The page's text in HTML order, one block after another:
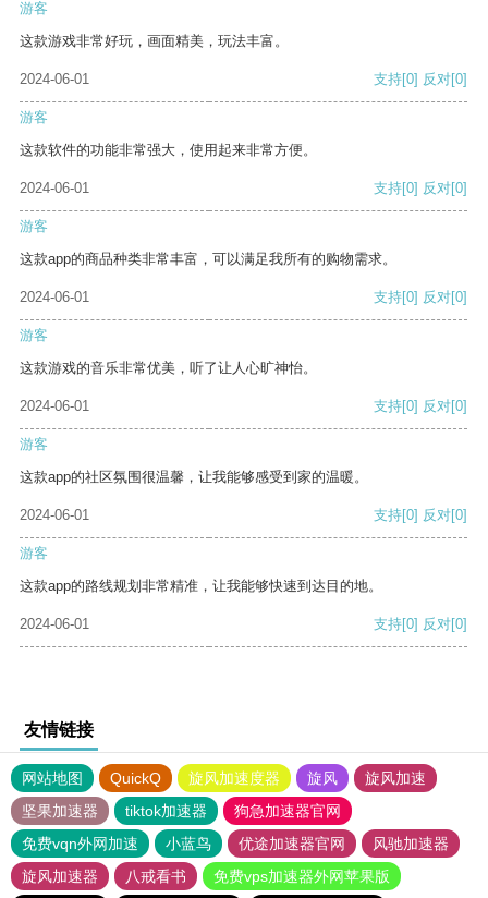
游客
这款游戏非常好玩，画面精美，玩法丰富。
2024-06-01 支持[0] 反对[0]
游客
这款软件的功能非常强大，使用起来非常方便。
2024-06-01 支持[0] 反对[0]
游客
这款app的商品种类非常丰富，可以满足我所有的购物需求。
2024-06-01 支持[0] 反对[0]
游客
这款游戏的音乐非常优美，听了让人心旷神怡。
2024-06-01 支持[0] 反对[0]
游客
这款app的社区氛围很温馨，让我能够感受到家的温暖。
2024-06-01 支持[0] 反对[0]
游客
这款app的路线规划非常精准，让我能够快速到达目的地。
2024-06-01 支持[0] 反对[0]
友情链接
网站地图 QuickQ 旋风加速度器 旋风
旋风加速
坚果加速器
tiktok加速器
狗急加速器官网
免费vqn外网加速
小蓝鸟 优途加速器官网
风驰加速器
旋风加速器
八戒看书 免费vps加速器外网苹果版